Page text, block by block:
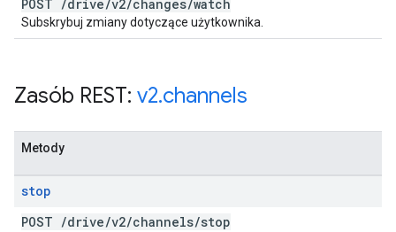
POST /drive/v2/changes/watch
Subskrybuj zmiany dotyczące użytkownika.
Zasób REST: v2.channels
Metody
stop
POST /drive/v2/channels/stop